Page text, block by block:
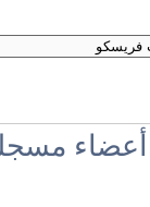
مسجلين